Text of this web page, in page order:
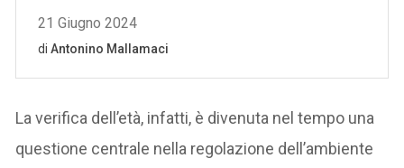
La verifica dell’età, infatti, è divenuta nel tempo una
questione centrale nella regolazione dell’ambiente